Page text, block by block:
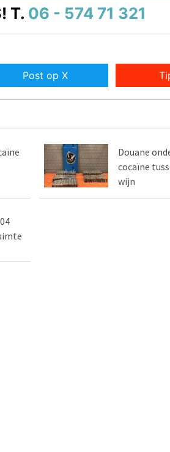
T. 06 - 574 71 321
Post op X
Douane
cocaïne
wijn